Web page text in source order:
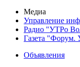
Медиа
Управление
Радио "УТРо
Газета "Форум.
Объявления